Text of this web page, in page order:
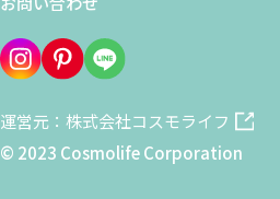
運営元：株式会社コスモライフ
© 2023 Cosmolife Corporation